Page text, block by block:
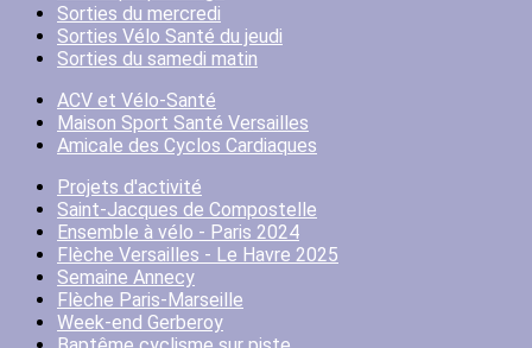
Sorties du mercredi
Sorties Vélo Santé du jeudi
Sorties du samedi matin
ACV et Vélo-Santé
Maison Sport Santé Versailles
Amicale des Cyclos Cardiaques
Projets d'activité
Saint-Jacques de Compostelle
Ensemble à vélo - Paris 2024
Flèche Versailles - Le Havre 2025
Semaine Annecy
Flèche Paris-Marseille
Week-end Gerberoy